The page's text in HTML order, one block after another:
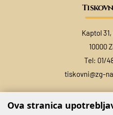
Kaptol
10000
Tel: 01/
tiskovni@zg-
Ova stranica